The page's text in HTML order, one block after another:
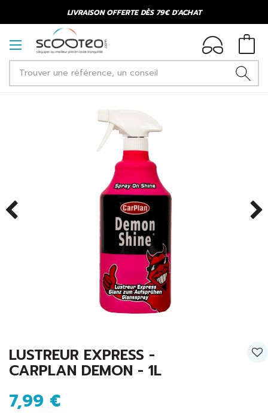
LIVRAISON OFFERTE DÈS 79€ D'ACHAT
LUSTREUR EXPRESS -
CARPLAN DEMON - 1L
7,99 €